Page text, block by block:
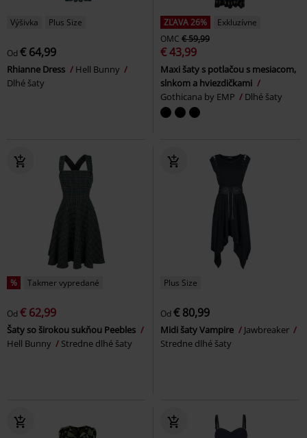
Výšivka Plus Size
Od € 64,99
Rhianne Dress
Hell Bunny
Dlhé šaty
ZĽAVA 26%
Exkluzívne
OMC € 59,99
€ 43,99
Maxi šaty s potlačou s mesiacom,
slnkom a hviezdičkami
Gothicana by EMP
Dlhé šaty
% Takmer vypredané
Od € 62,99
Šaty so širokou sukňou Peebles
Hell Bunny
Stredne dlhé šaty
Plus Size
Od € 80,99
Midi šaty Vampire
Jawbreaker
Stredne dlhé šaty